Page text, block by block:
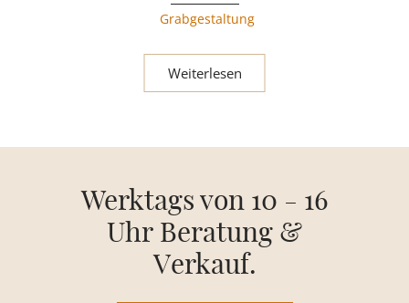
Grabgestaltung
Weiterlesen
Werktags von 10 - 16
Uhr Beratung &
Verkauf.